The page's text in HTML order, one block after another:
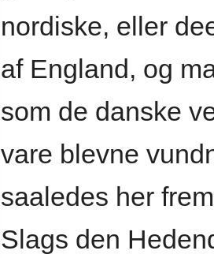
nordiske, eller
af England, og
som de danske
vare blevne
saaledes her
Slags den